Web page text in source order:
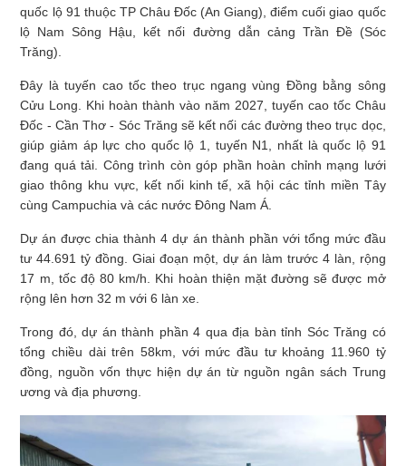
quốc lộ 91 thuộc TP Châu Đốc (An Giang), điểm cuối giao quốc
lộ Nam Sông Hậu, kết nối đường dẫn cảng Trần Đề (Sóc
Trăng).
Đây là tuyến cao tốc theo trục ngang vùng Đồng bằng sông
Cửu Long. Khi hoàn thành vào năm 2027, tuyến cao tốc Châu
Đốc - Cần Thơ - Sóc Trăng sẽ kết nối các đường theo trục dọc,
giúp giảm áp lực cho quốc lộ 1, tuyến N1, nhất là quốc lộ 91
đang quá tải. Công trình còn góp phần hoàn chỉnh mạng lưới
giao thông khu vực, kết nối kinh tế, xã hội các tỉnh miền Tây
cùng Campuchia và các nước Đông Nam Á.
Dự án được chia thành 4 dự án thành phần với tổng mức đầu
tư 44.691 tỷ đồng. Giai đoạn một, dự án làm trước 4 làn, rộng
17 m, tốc độ 80 km/h. Khi hoàn thiện mặt đường sẽ được mở
rộng lên hơn 32 m với 6 làn xe.
Trong đó, dự án thành phần 4 qua địa bàn tỉnh Sóc Trăng có
tổng chiều dài trên 58km, với mức đầu tư khoảng 11.960 tỷ
đồng, nguồn vốn thực hiện dự án từ nguồn ngân sách Trung
ương và địa phương.